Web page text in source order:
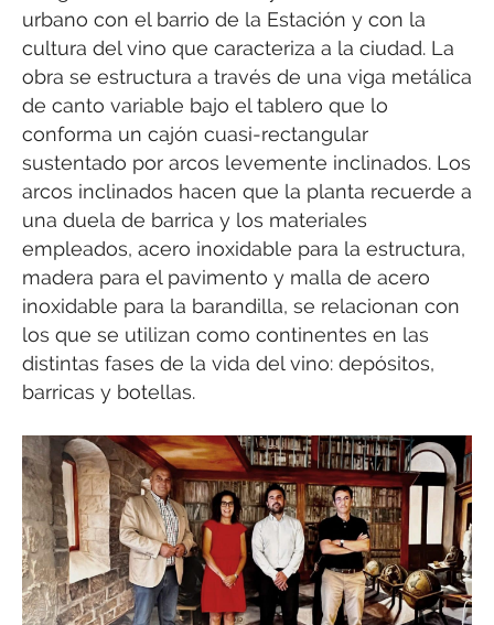
urbano con el barrio de la Estación y con la
cultura del vino que caracteriza a la ciudad. La
obra se estructura a través de una viga metálica
de canto variable bajo el tablero que lo
conforma un cajón cuasi-rectangular
sustentado por arcos levemente inclinados. Los
arcos inclinados hacen que la planta recuerde a
una duela de barrica y los materiales
empleados, acero inoxidable para la estructura,
madera para el pavimento y malla de acero
inoxidable para la barandilla, se relacionan con
los que se utilizan como continentes en las
distintas fases de la vida del vino: depósitos,
barricas y botellas.